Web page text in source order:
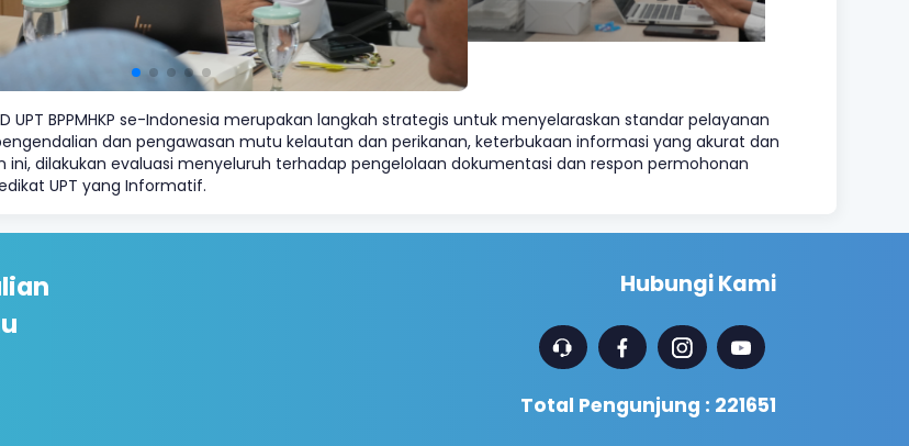
UPT BPPMHKP se-Indonesia merupakan langkah strategis untuk menyelaraskan standar pelayanan
dan pengawasan mutu kelautan dan perikanan, keterbukaan informasi yang akurat dan
dilakukan evaluasi menyeluruh terhadap pengelolaan dokumentasi dan respon permohonan
UPT yang Informatif.
Hubungi Kami
Total Pengunjung : 221651